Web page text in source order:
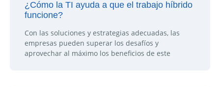
¿Cómo la TI ayuda a que el trabajo híbrido
funcione?
Con las soluciones y estrategias adecuadas, las
empresas pueden superar los desafíos y
aprovechar al máximo los beneficios de este